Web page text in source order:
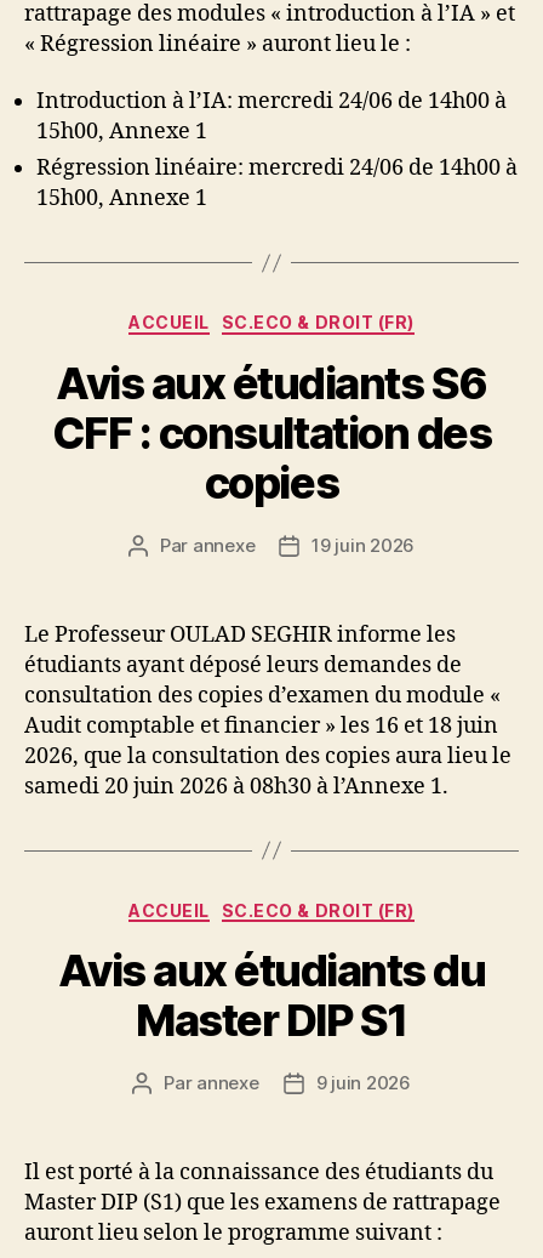
rattrapage des modules « introduction à l’IA » et
« Régression linéaire » auront lieu le :
Introduction à l’IA: mercredi 24/06 de 14h00 à
15h00, Annexe 1
Régression linéaire: mercredi 24/06 de 14h00 à
15h00, Annexe 1
Catégories
ACCUEIL SC.ECO & DROIT (FR)
Avis aux étudiants S6
CFF : consultation des
copies
Auteur
Par annexe
Date19 juin 2026
Le Professeur OULAD SEGHIR informe les
étudiants ayant déposé leurs demandes de
consultation des copies d’examen du module «
Audit comptable et financier » les 16 et 18 juin
2026, que la consultation des copies aura lieu le
samedi 20 juin 2026 à 08h30 à l’Annexe 1.
Catégories
ACCUEIL SC.ECO & DROIT (FR)
Avis aux étudiants du
Master DIP S1
Auteur
Par annexe
Date9 juin 2026
Il est porté à la connaissance des étudiants du
Master DIP (S1) que les examens de rattrapage
auront lieu selon le programme suivant :